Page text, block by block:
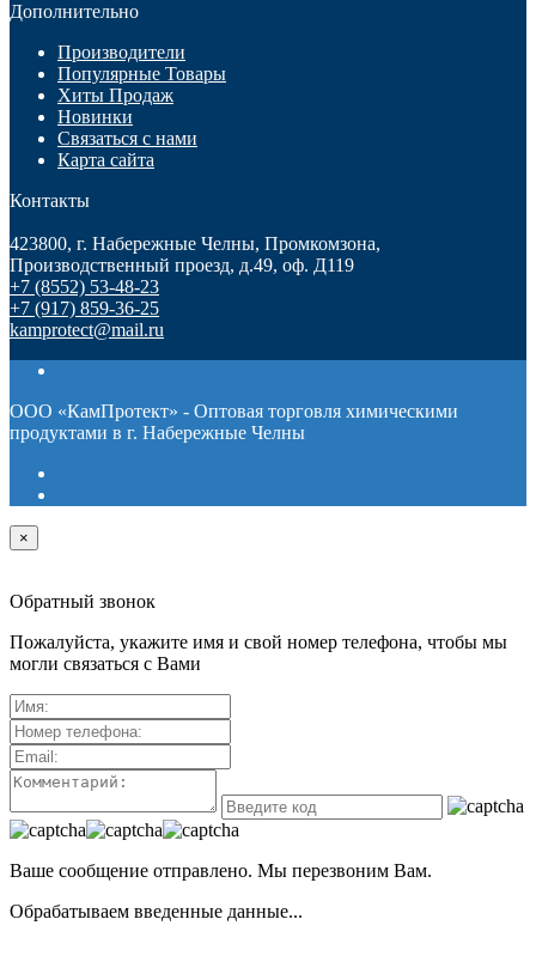
Дополнительно
Производители
Популярные Товары
Хиты Продаж
Новинки
Связаться с нами
Карта сайта
Контакты
423800, г. Набережные Челны, Промкомзона,
Производственный проезд, д.49, оф. Д119
+7 (8552) 53-48-23
+7 (917) 859-36-25
kamprotect@mail.ru
ООО «КамПротект» - Оптовая торговля химическими
продуктами в г. Набережные Челны
×
Обратный звонок
Пожалуйста, укажите имя и свой номер телефона, чтобы мы
могли связаться с Вами
Ваше сообщение отправлено. Мы перезвоним Вам.
Обрабатываем введенные данные...